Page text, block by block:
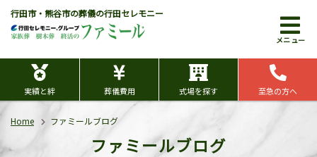
行田市・熊谷市の葬儀の行田セレモニー
メニュー
実績と絆 葬儀費用 式場を探す 至急の方へ
Home ファミールブログ
ファミールブログ